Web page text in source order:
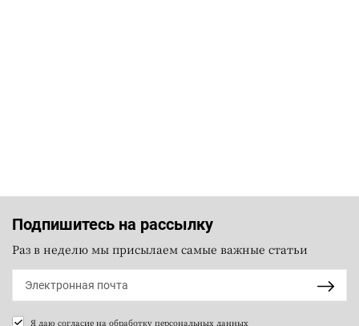
Подпишитесь на рассылку
Раз в неделю мы присылаем самые важные статьи
Я даю согласие на обработку персональных данных